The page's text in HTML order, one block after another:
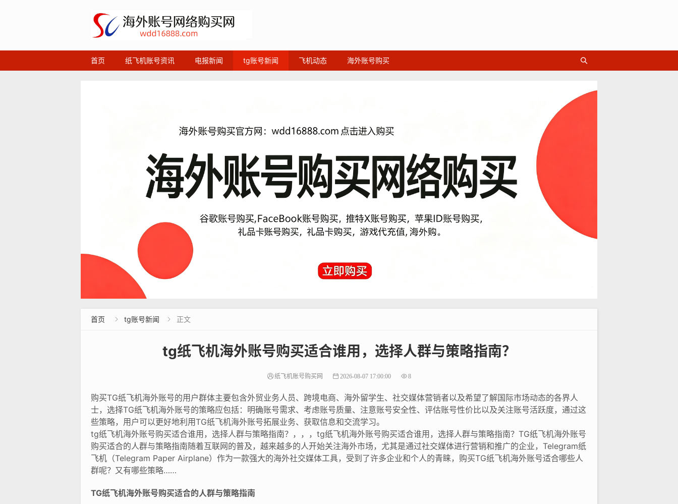
首页 纸飞机账号资讯 电报新闻 tg账号新闻 飞机动态 海外账号购买
首页  tg账号新闻  正文
tg纸飞机海外账号购买适合谁用，选择人群与策略指南？
纸飞机账号购买网 2026-08-07 17:00:00 8
购买TG纸飞机海外账号的用户群体主要包含外贸业务人员、跨境电商、海外留学生、社交媒体营销者以及希望了解国际市场动态的各界人
士，选择TG纸飞机海外账号的策略应包括：明确账号需求、考虑账号质量、注意账号安全性、评估账号性价比以及关注账号活跃度，通过这
些策略，用户可以更好地利用TG纸飞机海外账号拓展业务、获取信息和交流学习。
tg纸飞机海外账号购买适合谁用，选择人群与策略指南？，，，tg纸飞机海外账号购买适合谁用，选择人群与策略指南？TG纸飞机海外账号
购买适合的人群与策略指南随着互联网的普及，越来越多的人开始关注海外市场，尤其是通过社交媒体进行营销和推广的企业，Telegram纸
飞机（Telegram Paper Airplane）作为一款强大的海外社交媒体工具，受到了许多企业和个人的青睐，购买TG纸飞机海外账号适合哪些人
群呢？又有哪些策略……
TG纸飞机海外账号购买适合的人群与策略指南